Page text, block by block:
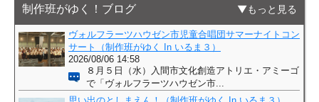
制作班がゆく！ブログ もっと見る